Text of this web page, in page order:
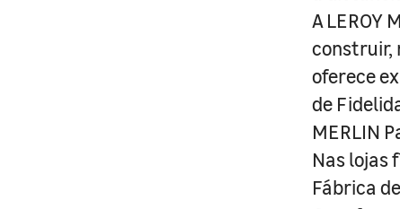
A LEROY
construir,
oferece
de
MERLIN
Nas lojas
Fábrica